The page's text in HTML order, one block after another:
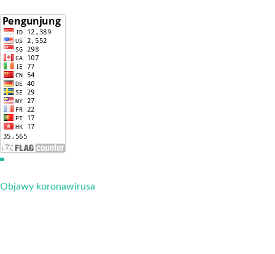
Objawy koronawirusa